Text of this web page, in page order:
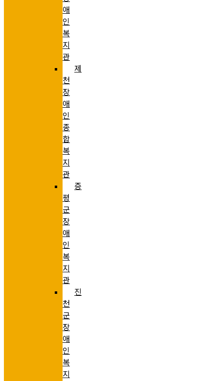
애
인
복
지
관
제
천
장
애
인
종
합
복
지
관
증
평
군
장
애
인
복
지
관
진
천
군
장
애
인
복
지